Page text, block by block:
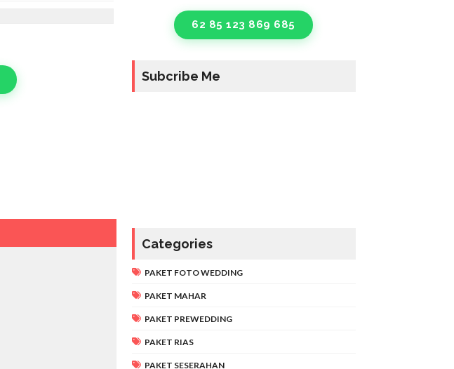
62 85 123 869 685
Subcribe Me
Categories
PAKET FOTO WEDDING
PAKET MAHAR
PAKET PREWEDDING
PAKET RIAS
PAKET SESERAHAN